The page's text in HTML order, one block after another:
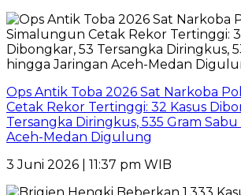
Ops Antik Toba 2026 Sat Narkoba
Cetak Rekor Tertinggi: 32 Kasus
Tersangka Diringkus, 535 Gram
Aceh-Medan Digulung
3 Juni 2026 | 11:37 pm WIB